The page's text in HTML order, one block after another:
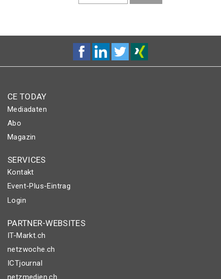
SEITE
SEITE
CE TODAY
Mediadaten
Abo
Magazin
SERVICES
Kontakt
Event-Plus-Eintrag
Login
PARTNER-WEBSITES
IT-Markt.ch
netzwoche.ch
ICTjournal
netzmedien.ch